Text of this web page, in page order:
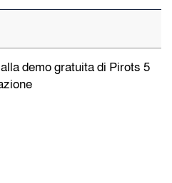
demo gratuita di Pirots 5